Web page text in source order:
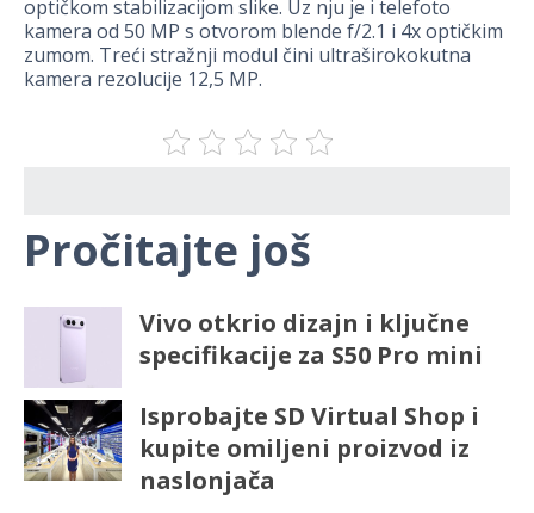
optičkom stabilizacijom slike. Uz nju je i telefoto
kamera od 50 MP s otvorom blende f/2.1 i 4x optičkim
zumom. Treći stražnji modul čini ultraširokokutna
kamera rezolucije 12,5 MP.
Pročitajte još
Vivo otkrio dizajn i ključne
specifikacije za S50 Pro mini
Isprobajte SD Virtual Shop i
kupite omiljeni proizvod iz
naslonjača